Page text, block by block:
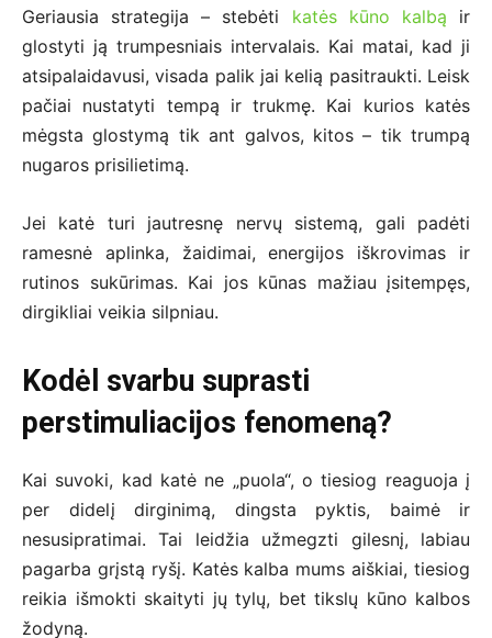
Geriausia strategija – stebėti katės kūno kalbą ir
glostyti ją trumpesniais intervalais. Kai matai, kad ji
atsipalaidavusi, visada palik jai kelią pasitraukti. Leisk
pačiai nustatyti tempą ir trukmę. Kai kurios katės
mėgsta glostymą tik ant galvos, kitos – tik trumpą
nugaros prisilietimą.
Jei katė turi jautresnę nervų sistemą, gali padėti
ramesnė aplinka, žaidimai, energijos iškrovimas ir
rutinos sukūrimas. Kai jos kūnas mažiau įsitempęs,
dirgikliai veikia silpniau.
Kodėl svarbu suprasti
perstimuliacijos fenomeną?
Kai suvoki, kad katė ne „puola“, o tiesiog reaguoja į
per didelį dirginimą, dingsta pyktis, baimė ir
nesusipratimai. Tai leidžia užmegzti gilesnį, labiau
pagarba grįstą ryšį. Katės kalba mums aiškiai, tiesiog
reikia išmokti skaityti jų tylų, bet tikslų kūno kalbos
žodyną.